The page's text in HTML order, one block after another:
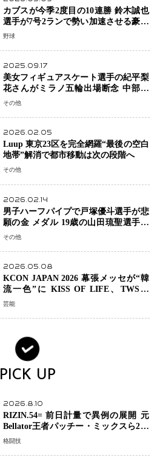
カブスが今季2度目の10連勝 鈴木誠也
選手が7号2ランで勢い加速させる豪快
アーチ
野球
2025.09.17
美女フィギュアスケート選手の紀平梨
花さんがミラノ五輪出場断念 中部選
手権欠場を発表「安全最優先の判断」
その他
2026.02.05
Luup 東京23区を完全網羅“最後の空白
地帯”解消で都市移動は次の段階へ
その他
2026.02.14
男子ハーフパイプで戸塚優斗選手が悲
願の金 メダル 19歳の山田琉聖選手が
銅、日本勢W表彰台 平野歩夢は7位
その他
2026.05.08
KCON JAPAN 2026 幕張メッセが“韓
流一色”に KISS OF LIFE、TWS、
Hearts2Heartsら注目グループ集結
芸能
PICK UP
2026.8.10
RIZIN.54= 前日計量で異例の展開 元
Bellator王者パッチー・ミックスら2人
が体重超過…秋元強真―クレベルは両
格闘技